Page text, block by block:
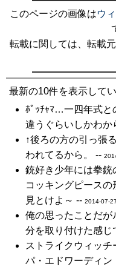
このページの画像はウ
転載に関しては、転載
最新の10件を表示して
ﾎﾟｯﾁｬﾏ…一四年式
違うぐらいしかわ
↑後ろの方の引っ張
われてるから。 --
銃好き少年には拳
コッキングピース
見とけよ～ -- 2014-07-
俺の思ったことだが
分を取り付けた感じ
ストライクウィッ
パ・エドワーディン